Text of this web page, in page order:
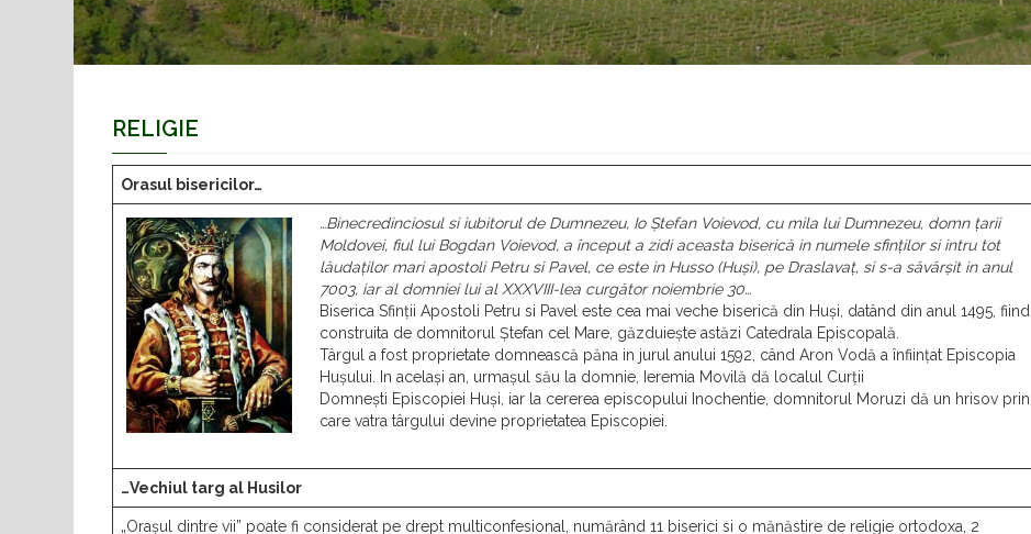
RELIGIE
Orasul bisericilor…
…Binecredinciosul si iubitorul de Dumnezeu, Io Ștefan Voievod, cu mila lui Dumnezeu, domn țarii
Moldovei, fiul lui Bogdan Voievod, a început a zidi aceasta biserică in numele sfinților si intru tot
lăudaților mari apostoli Petru si Pavel, ce este in Husso (Huși), pe Draslavaț, si s-a săvârșit in anul
7003, iar al domniei lui al XXXVIII-lea curgător noiembrie 30…
Biserica Sfinții Apostoli Petru si Pavel este cea mai veche biserică din Huși, datând din anul 1495, fiind
construita de domnitorul Ștefan cel Mare, găzduiește astăzi Catedrala Episcopală.
Târgul a fost proprietate domnească păna in jurul anului 1592, când Aron Vodă a înființat Episcopia
Hușului. In același an, urmașul său la domnie, Ieremia Movilă dă localul Curții
Domnești Episcopiei Huși, iar la cererea episcopului Inochentie, domnitorul Moruzi dă un hrisov prin
care vatra târgului devine proprietatea Episcopiei.
…Vechiul targ al Husilor
„Orașul dintre vii” poate fi considerat pe drept multiconfesional, numărând 11 biserici si o mănăstire de religie ortodoxa, 2